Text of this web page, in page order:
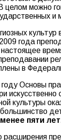
целом можно
года
в
Основы
искусственно
культуры
пяти